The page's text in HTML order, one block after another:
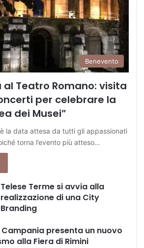
Benevento
Teatro Romano: visita
per celebrare la
dei Musei”
la data attesa da tutti gli appassionati
torna l’evento più atteso…
Telese Terme si avvia alla
realizzazione di una City
Branding
presenta un nuovo
alla Fiera di Rimini